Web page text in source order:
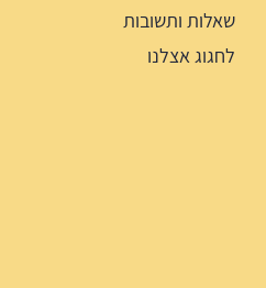
שאלות ותשובות
לחגוג אצלנו